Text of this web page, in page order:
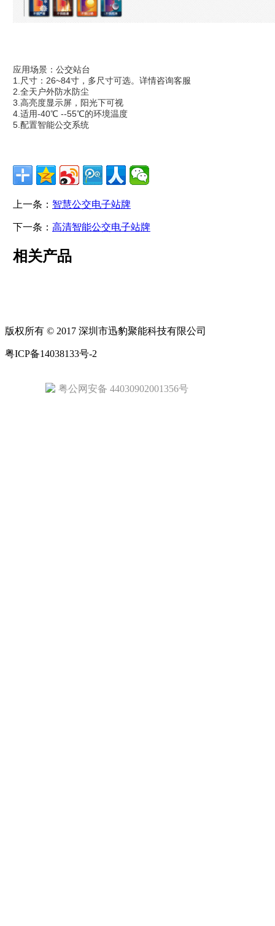
应用场景：公交站台
1.尺寸：26~84寸，多尺寸可选。详情咨询客服
2.全天户外防水防尘
3.高亮度显示屏，阳光下可视
4.适用-40℃ --55℃的环境温度
5.配置智能公交系统
上一条： 智慧公交电子站牌
下一条： 高清智能公交电子站牌
相关产品
版权所有 © 2017 深圳市迅豹聚能科技有限公司
粤ICP备14038133号-2
粤公网安备 44030902001356号